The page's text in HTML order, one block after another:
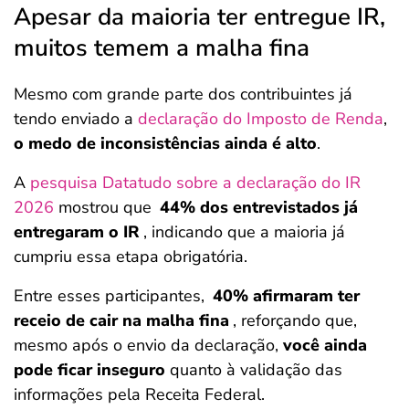
Apesar da maioria ter entregue IR,
muitos temem a malha fina
Mesmo com grande parte dos contribuintes já
tendo enviado a declaração do Imposto de Renda,
o medo de inconsistências ainda é alto.
A pesquisa Datatudo sobre a declaração do IR
2026 mostrou que 44% dos entrevistados já
entregaram o IR , indicando que a maioria já
cumpriu essa etapa obrigatória.
Entre esses participantes, 40% afirmaram ter
receio de cair na malha fina , reforçando que,
mesmo após o envio da declaração, você ainda
pode ficar inseguro quanto à validação das
informações pela Receita Federal.